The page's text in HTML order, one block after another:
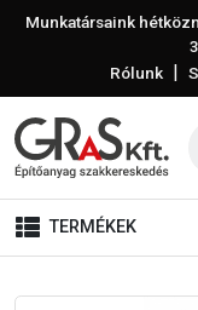
Munkatársaink
Rólunk |
TERMÉKEK